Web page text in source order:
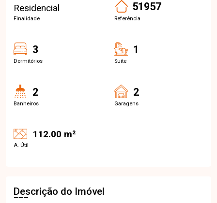
Residencial
Finalidade
51957
Referência
3
Dormitórios
1
Suite
2
Banheiros
2
Garagens
112.00 m²
A. Útil
Descrição do Imóvel